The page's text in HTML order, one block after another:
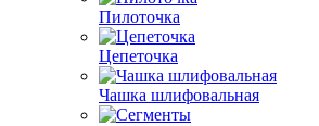
Пилоточка
Цепеточка
Чашка шлифовальная